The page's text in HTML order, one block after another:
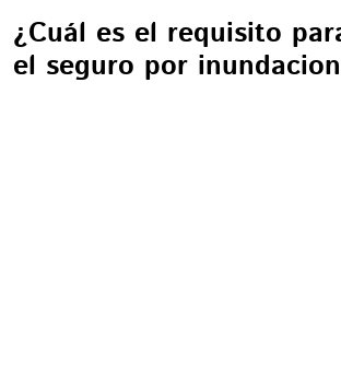
¿Cuál es el requisito
el seguro por